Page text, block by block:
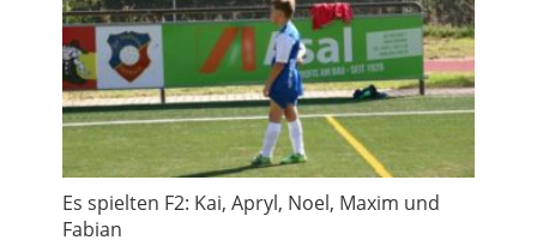
Es spielten F2: Kai, Apryl, Noel, Maxim und
Fabian